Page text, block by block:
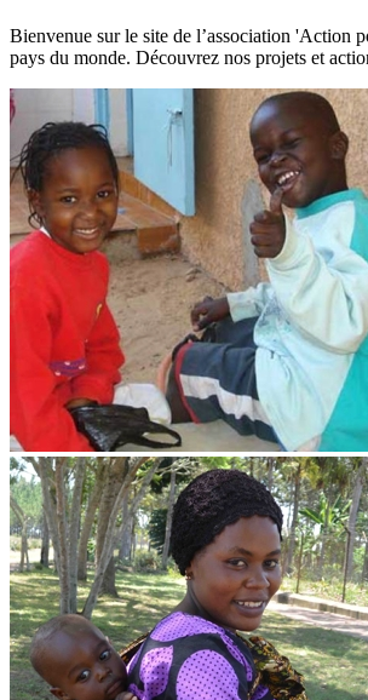
Bienvenue sur le site de l’association 'Action
pays du monde. Découvrez nos projets et